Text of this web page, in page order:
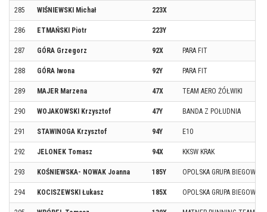
285 WIŚNIEWSKI Michał 223X
286 ETMAŃSKI Piotr 223Y
287 GÓRA Grzegorz 92X PARA FIT
288 GÓRA Iwona 92Y PARA FIT
289 MAJER Marzena 47X TEAM AERO ŻÓŁWIKI
290 WOJAKOWSKI Krzysztof 47Y BANDA Z POŁUDNIA
291 STAWINOGA Krzysztof 94Y E10
292 JELONEK Tomasz 94X KKSW KRAK
293 KOŚNIEWSKA- NOWAK Joanna 185Y OPOLSKA GRUPA BIEGOWA
294 KOCISZEWSKI Łukasz 185X OPOLSKA GRUPA BIEGOWA